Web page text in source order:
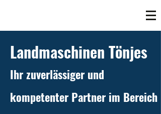
Landmaschinen Tönjes
Ihr zuverlässiger und
kompetenter Partner im Bereich